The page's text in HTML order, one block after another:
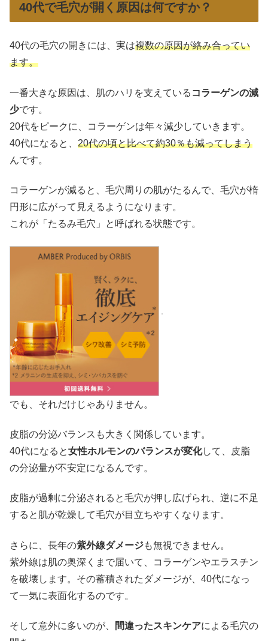
40代で毛穴が開く原因は何ですか？
40代の毛穴の開きには、実は複数の原因が絡み合ってい
ます。
一番大きな原因は、肌のハリを支えている コラーゲンの減
少です。
20代をピークに、コラーゲンは年々減少していきます。
40代になると、 20代の頃と比べて約30％も減ってしまう
んです。
コラーゲンが減ると、毛穴周りの肌がたるんで、毛穴が楕
円形に広がって見えるようになります。
これが「たるみ毛穴」と呼ばれる状態です。
でも、それだけじゃありません。
皮脂の分泌バランスも大きく関係しています。
40代になると女性ホルモンのバランスが変化して、皮脂
の分泌量が不安定になるんです。
皮脂が過剰に分泌されると毛穴が押し広げられ、逆に不足
すると肌が乾燥して毛穴が目立ちやすくなります。
さらに、長年の紫外線ダメージも無視できません。
紫外線は肌の奥深くまで届いて、コラーゲンやエラスチン
を破壊します。その蓄積されたダメージが、40代になっ
て一気に表面化するのです。
そして意外に多いのが、 間違ったスキンケアによる毛穴の